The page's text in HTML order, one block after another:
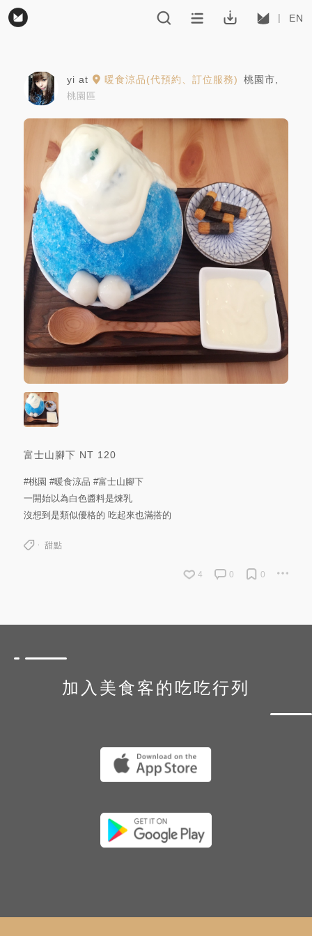
EN
yi at 暖食涼品(代預約、訂位服務) 桃園市
桃園區
富士山腳下 NT 120
#桃園 #暖食涼品 #富士山腳下
一開始以為白色醬料是煉乳
沒想到是類似優格的 吃起來也滿搭的
甜點
4 0 0
加入美食客的吃吃行列